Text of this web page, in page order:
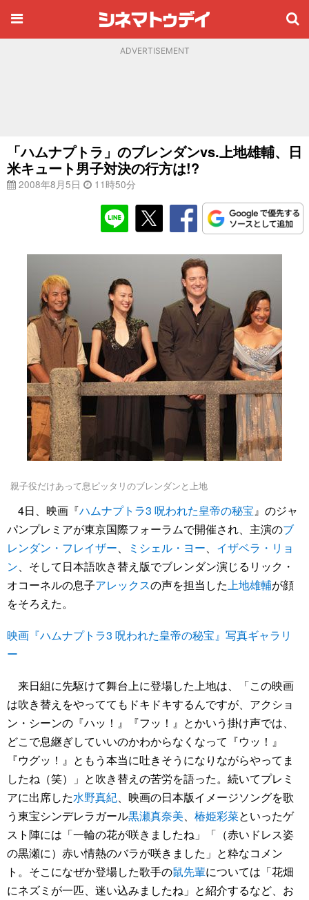
ADVERTISEMENT
「ハムナプトラ」のブレンダンvs.上地雄輔、日
米キュート男子対決の行方は!?
2008年8月5日 11時50分
親子役だけあって息ピッタリのブレンダンと上地
4日、映画『ハムナプトラ3 呪われた皇帝の秘宝』のジャ
パンプレミアが東京国際フォーラムで開催され、主演のブ
レンダン・フレイザー、 ミシェル・ヨー、 イザベラ・リョ
ン、そして日本語吹き替え版でブレンダン演じるリック・
オコーネルの息子アレックスの声を担当した上地雄輔が顔
をそろえた。
映画『ハムナプトラ3 呪われた皇帝の秘宝』写真ギャラリ
ー
来日組に先駆けて舞台上に登場した上地は、「この映画
は吹き替えをやっててもドキドキするんですが、アクショ
ン・シーンの『ハッ！』『フッ！』とかいう掛け声では、
どこで息継ぎしていいのかわからなくなって『ウッ！』
『ウグッ！』ともう本当に吐きそうになりながらやってま
したね（笑）」と吹き替えの苦労を語った。続いてプレミ
アに出席した水野真紀、映画の日本版イメージソングを歌
う東宝シンデレラガール黒瀬真奈美、 椿姫彩菜といったゲ
スト陣には「一輪の花が咲きましたね」「（赤いドレス姿
の黒瀬に）赤い情熱のバラが咲きました」と粋なコメン
ト。そこになぜか登場した歌手の鼠先輩については「花畑
にネズミが一匹、迷い込みましたね」と紹介するなど、お